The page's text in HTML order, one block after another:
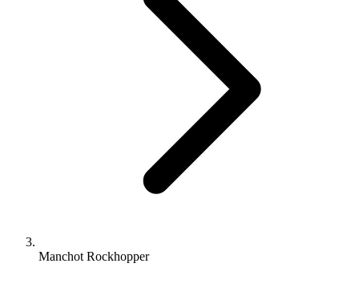
Manchot Rockhopper